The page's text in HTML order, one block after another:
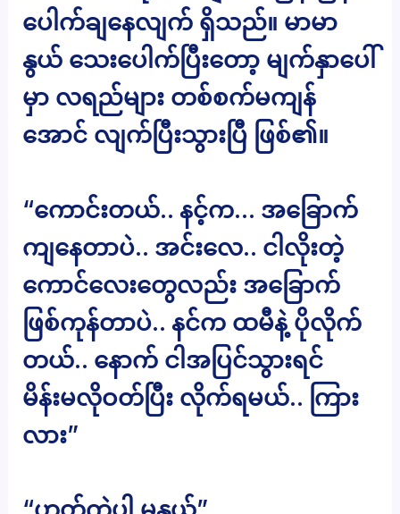
ပေါက်ချနေလျက် ရှိသည်။ မာမာ
နွယ် သေးပေါက်ပြီးတော့ မျက်နှာပေါ်
မှာ လရည်များ တစ်စက်မကျန်
အောင် လျက်ပြီးသွားပြီ ဖြစ်၏။
“ကောင်းတယ်.. နင့်က… အခြောက်
ကျနေတာပဲ.. အင်းလေ.. ငါလိုးတဲ့
ကောင်လေးတွေလည်း အခြောက်
ဖြစ်ကုန်တာပဲ.. နင်က ထမီနဲ့ ပိုလိုက်
တယ်.. နောက် ငါအပြင်သွားရင်
မိန်းမလိုဝတ်ပြီး လိုက်ရမယ်.. ကြား
လား”